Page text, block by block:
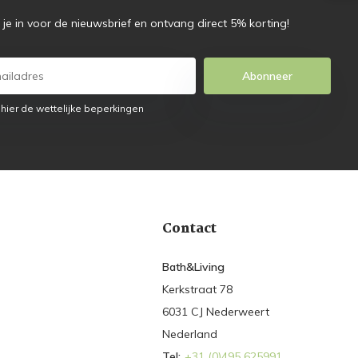
je in voor de nieuwsbrief en ontvang direct 5% korting!
Abonneer
de wettelijke beperkingen
Contact
Bath&Living
Kerkstraat 78
6031 CJ Nederweert
Nederland